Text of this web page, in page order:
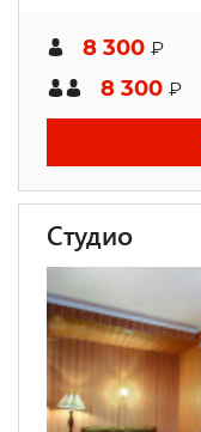
8 300 ₽
8 300 ₽
Студио